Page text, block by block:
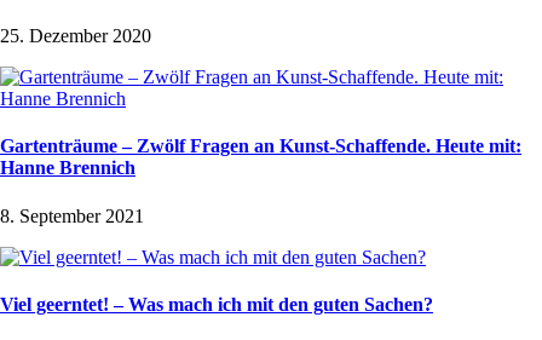
25. Dezember 2020
Gartenträume – Zwölf Fragen an Kunst-Schaffende. Heute mit:
Hanne Brennich
8. September 2021
Viel geerntet! – Was mach ich mit den guten Sachen?